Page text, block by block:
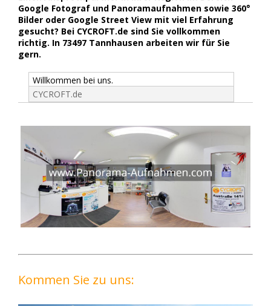
Google Fotograf und Panoramaufnahmen sowie 360°
Bilder oder Google Street View mit viel Erfahrung
gesucht? Bei CYCROFT.de sind Sie vollkommen
richtig. In 73497 Tannhausen arbeiten wir für Sie
gern.
Willkommen bei uns.
CYCROFT.de
Kommen Sie zu uns: